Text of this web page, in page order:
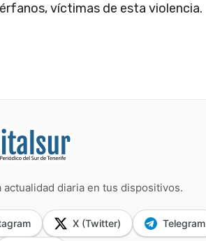
víctimas de esta violencia.
diaria en tus dispositivos.
X (Twitter) Telegram